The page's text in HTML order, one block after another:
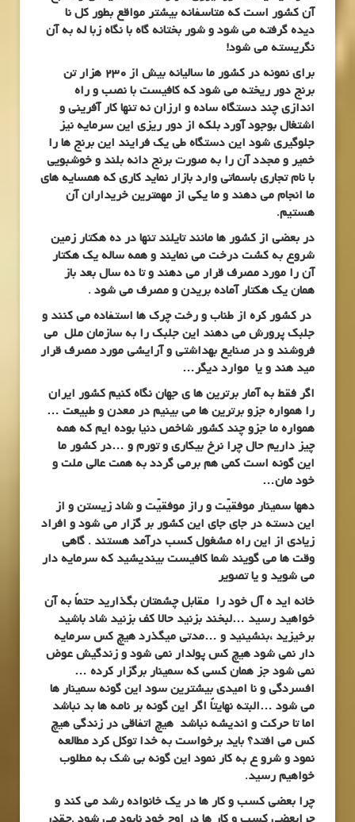
آن کشور است که متاسفانه بیشتر مواقع بطور کل نا
دیده گرفته می شود و شور بختانه گاه با نگاه زبا له به آن
نگریسته می شود!
برای نمونه در کشور ما سالیانه بیش از 230 هزار تن
برنج دور ریخته می شود که کافیست با نصب و راه
اندازی چند دستگاه ساده و ارزان نه تنها کار آفرینی و
اشتغال بوجود آورد بلکه از دور ریزی این سرمایه نیز
جلوگیری شود این دستگاه طی یک فرایند این برنج ها را
خمیر و مجدد آن را به صورت برنج دانه بلند و خوشبویی
با نام تجاری باسماتی وارد بازار نماید کاری که همسایه های
ما انجام می دهند و ما یکی از مهمترین خریداران آن
هستیم.
در بعضی از کشور ها مانند تایلند تنها در ده هکتار زمین
شروع به کشت درخت می نمایند و همه ساله یک هکتار
آن را مورد مصرف قرار می دهند و تا ده سال بعد باز
همان یک هکتار آماده بریدن و مصرف می شود .
در کشور کره از طناب و رخت چرک ها استفاده می کنند و
جلبک پرورش می دهند این جلبک را به سازمان ملل می
فروشند و در صنایع بهداشتی و آرایشی مورد مصرف قرار
مید هند و یا موارد دیگر…
اگر فقط به آمار برترین ها ی جهان نگاه کنیم کشور ایران
را همواره جزو برترین ها می بینیم در معدن و طبیعت …
همواره ما جزو چند کشور شاخص دنیا بوده ایم که همه
چیز داریم حال چرا نرخ بیکاری و تورم و …در کشور ما
این گونه است کمی هم برمی گردد به همت عالی ملت و
خود مان…
دهها سمینار موفقیّت و راز موفقیّت و شاد زیستن و از
این دسته در جای جای این کشور بر گزار می شود و افراد
زیادی از این راه مشغول کسب درآمد هستند . گاهی
وقت ها می گویند شما کافیست بیندیشید که سرمایه دار
می شوید و یا تصویر
خانه اید ه آل خود را مقابل چشمتان بگذارید حتماً به آن
خواهید رسید …لبخند بزنید حالا کف بزنید شاد باشید
برخیزید ،بنشینید و …مدتی میگذرد هیچ کس سرمایه
دار نمی شود هیچ کس پولدار نمی شود و زندگیش عوض
نمی شود جز همان کسی که سمینار برگزار کرده …
افسردگی و نا امیدی بیشترین سود این گونه سمینار ها
می شود …البته نهایتاً اگر این گونه بر نامه ها بد نباشد
اما تا حرکت و اندیشه نباشد هیچ اتفاقی در زندگی هیچ
کس می افتد؟ باید برخواست به خدا توکل کرد مطالعه
نمود و شرو ع به کار نمود این گونه بی شک به مطلوب
خواهیم رسید.
چرا بعضی کسب و کار ها در یک خانواده رشد می کند و